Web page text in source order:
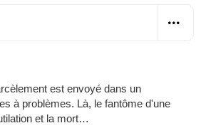
est envoyé dans un
à problèmes. Là, le fantôme d'une
et la mort…